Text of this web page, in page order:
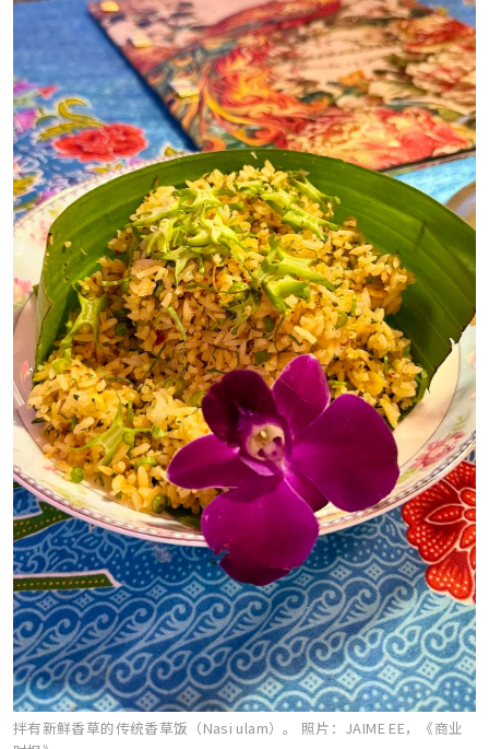
拌有新鲜香草的传统香草饭（Nasi ulam）。 照片：JAIME EE，《商业